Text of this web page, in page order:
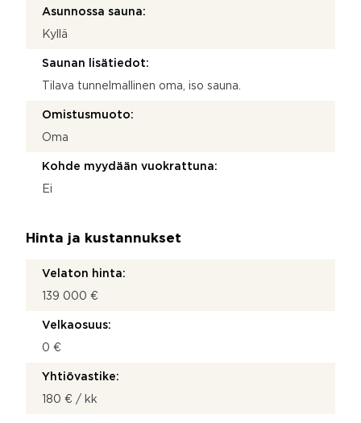
Asunnossa sauna:
Kyllä
Saunan lisätiedot:
Tilava tunnelmallinen oma, iso sauna.
Omistusmuoto:
Oma
Kohde myydään vuokrattuna:
Ei
Hinta ja kustannukset
Velaton hinta:
139 000 €
Velkaosuus:
0 €
Yhtiövastike:
180 € / kk